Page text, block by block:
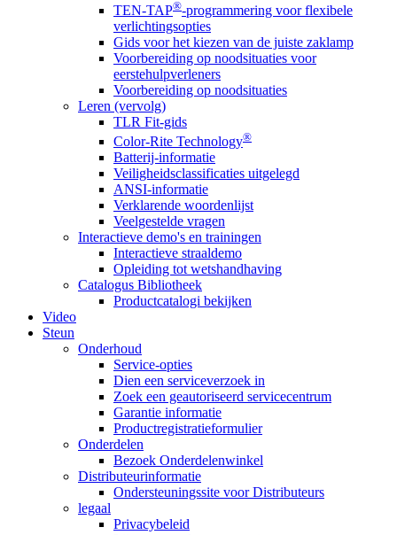
TEN-TAP®-programmering voor flexibele
verlichtingsopties
Gids voor het kiezen van de juiste zaklamp
Voorbereiding op noodsituaties voor
eerstehulpverleners
Voorbereiding op noodsituaties
Leren (vervolg)
TLR Fit-gids
Color-Rite Technology®
Batterij-informatie
Veiligheidsclassificaties uitgelegd
ANSI-informatie
Verklarende woordenlijst
Veelgestelde vragen
Interactieve demo's en trainingen
Interactieve straaldemo
Opleiding tot wetshandhaving
Catalogus Bibliotheek
Productcatalogi bekijken
Video
Steun
Onderhoud
Service-opties
Dien een serviceverzoek in
Zoek een geautoriseerd servicecentrum
Garantie informatie
Productregistratieformulier
Onderdelen
Bezoek Onderdelenwinkel
Distributeurinformatie
Ondersteuningssite voor Distributeurs
legaal
Privacybeleid